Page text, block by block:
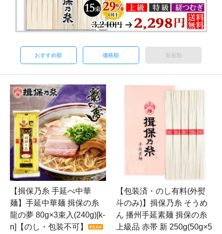
おすすめ順 価格順 新着順
【揖保乃糸 手延べ中華
麺】手延中華麺 揖保の糸
龍の夢 80g×3束入(240g)[k-
n]【のし・包装不可】
【包装済・のし有料(外熨
斗のみ)】揖保乃糸 そうめ
ん 播州手延素麺 揖保の糸
上級品 赤帯 新 250g(50g×5